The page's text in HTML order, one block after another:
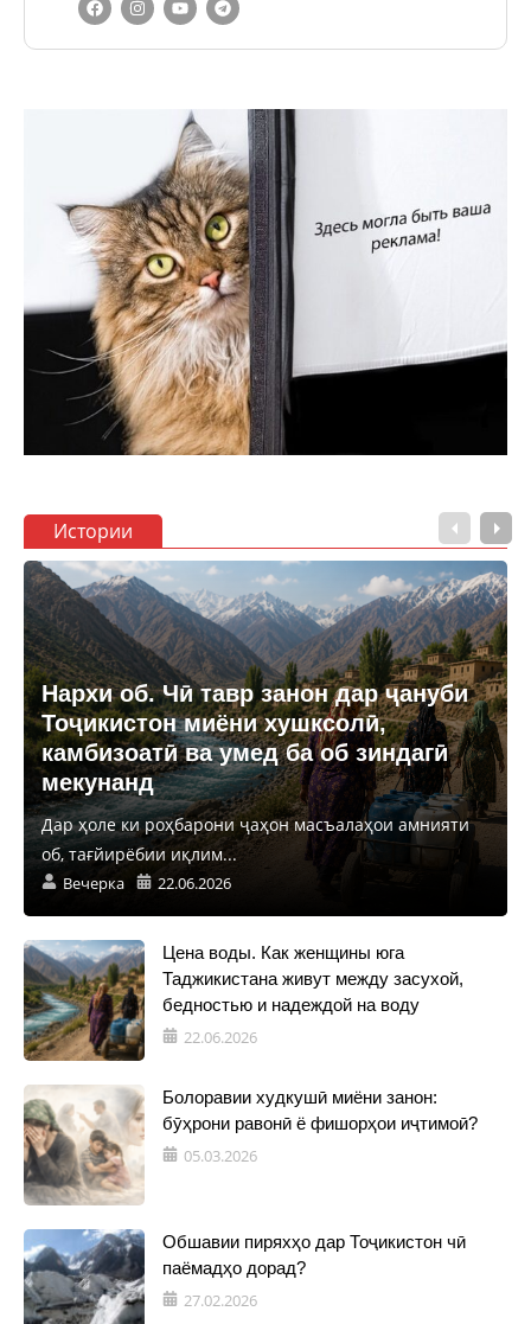
Истории
Нархи об. Чӣ тавр занон дар ҷануби
Тоҷикистон миёни хушксолӣ,
камбизоатӣ ва умед ба об зиндагӣ
мекунанд
Дар ҳоле ки роҳбарони ҷаҳон масъалаҳои амнияти
об, тағйирёбии иқлим...
Вечерка 22.06.2026
Цена воды. Как женщины юга
Таджикистана живут между засухой,
бедностью и надеждой на воду
22.06.2026
Болоравии худкушӣ миёни занон:
бӯҳрони равонӣ ё фишорҳои иҷтимоӣ?
05.03.2026
Обшавии пиряхҳо дар Тоҷикистон чӣ
паёмадҳо дорад?
27.02.2026